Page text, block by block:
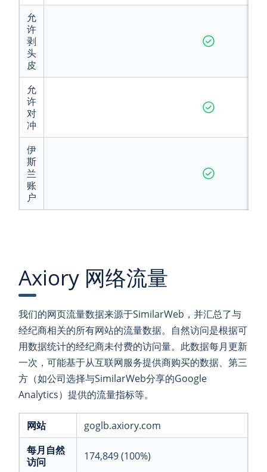
允
许
剥
头
皮
允
许
对
冲
伊
斯
兰
账
户
Axiory 网络流量
我们的网页流量数据来源于SimilarWeb，并汇总了与
经纪商相关的所有网站的流量数据。自然访问是根据可
用数据统计的经纪商未付费的访问量。此数据每月更新
一次，可能基于从互联网服务提供商购买的数据、第三
方（如公司选择与SimilarWeb分享的Google
Analytics）提供的流量指标等。
网站
goglb.axiory.com
每月自然
访问
174,849 (100%)